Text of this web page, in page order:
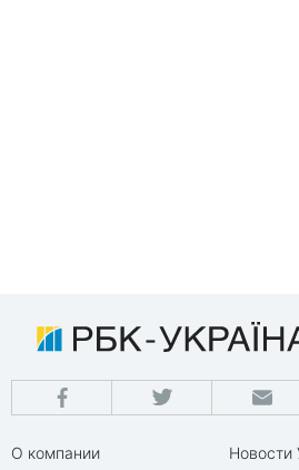
О компании
Новости